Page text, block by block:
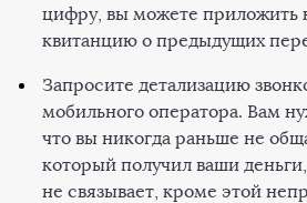
цифру, вы можете приложить
квитанцию о предыдущих
Запросите детализацию
мобильного оператора. Вам
что вы никогда раньше не
который получил ваши
не связывает, кроме этой